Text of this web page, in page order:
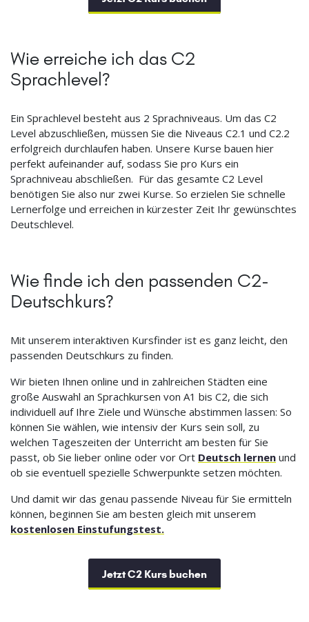
Wie erreiche ich das C2
Sprachlevel?
Ein Sprachlevel besteht aus 2 Sprachniveaus. Um das C2
Level abzuschließen, müssen Sie die Niveaus C2.1 und C2.2
erfolgreich durchlaufen haben. Unsere Kurse bauen hier
perfekt aufeinander auf, sodass Sie pro Kurs ein
Sprachniveau abschließen. Für das gesamte C2 Level
benötigen Sie also nur zwei Kurse. So erzielen Sie schnelle
Lernerfolge und erreichen in kürzester Zeit Ihr gewünschtes
Deutschlevel.
Wie finde ich den passenden C2-
Deutschkurs?
Mit unserem interaktiven Kursfinder ist es ganz leicht, den
passenden Deutschkurs zu finden.
Wir bieten Ihnen online und in zahlreichen Städten eine
große Auswahl an Sprachkursen von A1 bis C2, die sich
individuell auf Ihre Ziele und Wünsche abstimmen lassen: So
können Sie wählen, wie intensiv der Kurs sein soll, zu
welchen Tageszeiten der Unterricht am besten für Sie
passt, ob Sie lieber online oder vor Ort Deutsch lernen und
ob sie eventuell spezielle Schwerpunkte setzen möchten.
Und damit wir das genau passende Niveau für Sie ermitteln
können, beginnen Sie am besten gleich mit unserem
kostenlosen Einstufungstest.
Jetzt C2 Kurs buchen